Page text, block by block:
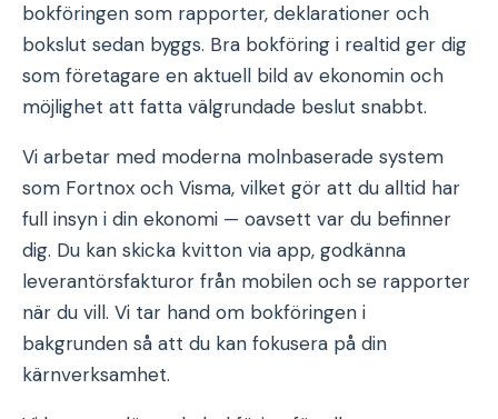
bokföringen som rapporter, deklarationer och
bokslut sedan byggs. Bra bokföring i realtid ger dig
som företagare en aktuell bild av ekonomin och
möjlighet att fatta välgrundade beslut snabbt.
Vi arbetar med moderna molnbaserade system
som Fortnox och Visma, vilket gör att du alltid har
full insyn i din ekonomi — oavsett var du befinner
dig. Du kan skicka kvitton via app, godkänna
leverantörsfakturor från mobilen och se rapporter
när du vill. Vi tar hand om bokföringen i
bakgrunden så att du kan fokusera på din
kärnverksamhet.